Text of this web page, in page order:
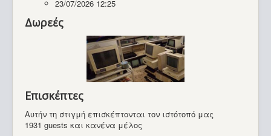
Υπολογιστές
23/07/2026 12:25
Δωρεές
Επισκέπτες
Αυτήν τη στιγμή επισκέπτονται τον ιστότοπό μας
1931 guests και κανένα μέλος